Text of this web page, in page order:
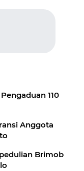
110
Anggota
Brimob